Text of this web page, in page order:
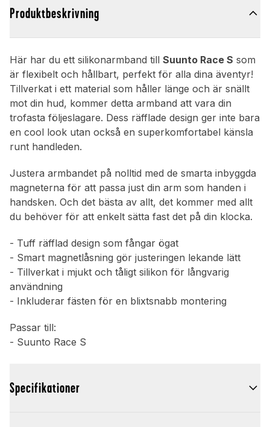
Produktbeskrivning
Här har du ett silikonarmband till Suunto Race S som
är flexibelt och hållbart, perfekt för alla dina äventyr!
Tillverkat i ett material som håller länge och är snällt
mot din hud, kommer detta armband att vara din
trofasta följeslagare. Dess räfflade design ger inte bara
en cool look utan också en superkomfortabel känsla
runt handleden.
Justera armbandet på nolltid med de smarta inbyggda
magneterna för att passa just din arm som handen i
handsken. Och det bästa av allt, det kommer med allt
du behöver för att enkelt sätta fast det på din klocka.
- Tuff räfflad design som fångar ögat
- Smart magnetlåsning gör justeringen lekande lätt
- Tillverkat i mjukt och tåligt silikon för långvarig
användning
- Inkluderar fästen för en blixtsnabb montering
Passar till:
- Suunto Race S
Specifikationer